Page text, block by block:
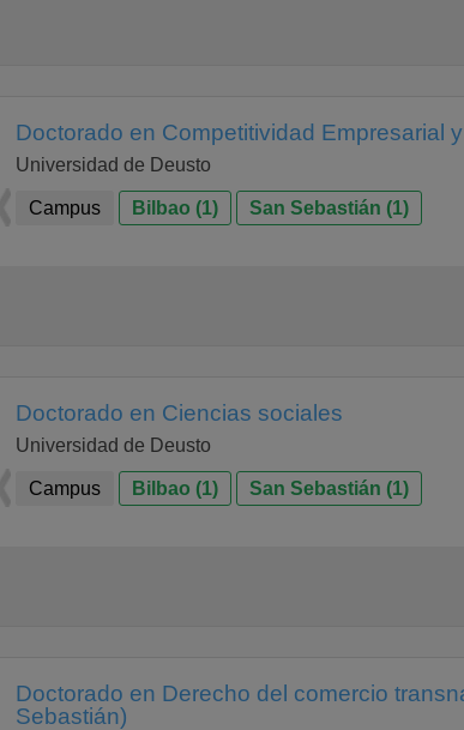
Doctorado en Competitividad Empresarial
Universidad de Deusto
Campus Bilbao (1) San Sebastián (1)
Doctorado en Ciencias sociales
Universidad de Deusto
Campus Bilbao (1) San Sebastián (1)
Doctorado en Derecho del comercio
Sebastián)